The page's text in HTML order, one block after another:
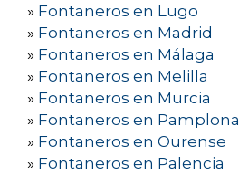
» Fontaneros en Lugo
» Fontaneros en Madrid
» Fontaneros en Málaga
» Fontaneros en Melilla
» Fontaneros en Murcia
» Fontaneros en Pamplona
» Fontaneros en Ourense
» Fontaneros en Palencia